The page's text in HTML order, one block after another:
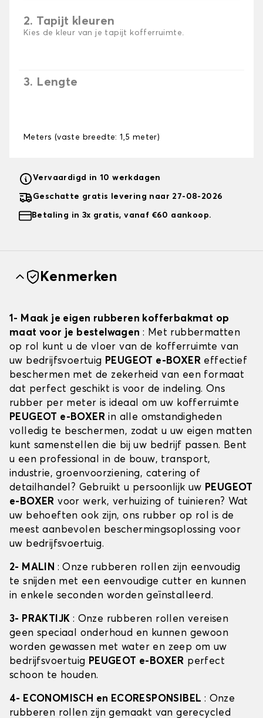
2. Tapijt kleuren
Kies de kleur van je tapijt kofferruimte.
3. Lengte
Meters (vaste breedte: 1,5 meter)
Vervaardigd in 10 werkdagen
Geschatte gratis levering naar 27-08-2026
Betaling in 3x gratis, vanaf €60 aankoop.
Kenmerken
1- Maak je eigen rubberen kofferbakmat op
maat voor je bestelwagen : Met rubbermatten
op rol kunt u de vloer van de kofferruimte van
uw bedrijfsvoertuig PEUGEOT e-BOXER effectief
beschermen met de zekerheid van een formaat
dat perfect geschikt is voor de indeling. Ons
rubber per meter is ideaal om uw kofferruimte
PEUGEOT e-BOXER in alle omstandigheden
volledig te beschermen, zodat u uw eigen matten
kunt samenstellen die bij uw bedrijf passen. Bent
u een professional in de bouw, transport,
industrie, groenvoorziening, catering of
detailhandel? Gebruikt u persoonlijk uw PEUGEOT
e-BOXER voor werk, verhuizing of tuinieren? Wat
uw behoeften ook zijn, ons rubber op rol is de
meest aanbevolen beschermingsoplossing voor
uw bedrijfsvoertuig.
2- MALIN : Onze rubberen rollen zijn eenvoudig
te snijden met een eenvoudige cutter en kunnen
in enkele seconden worden geïnstalleerd.
3- PRAKTIJK : Onze rubberen rollen vereisen
geen speciaal onderhoud en kunnen gewoon
worden gewassen met water en zeep om uw
bedrijfsvoertuig PEUGEOT e-BOXER perfect
schoon te houden.
4- ECONOMISCH en ECORESPONSIBEL : Onze
rubberen rollen zijn gemaakt van gerecycled